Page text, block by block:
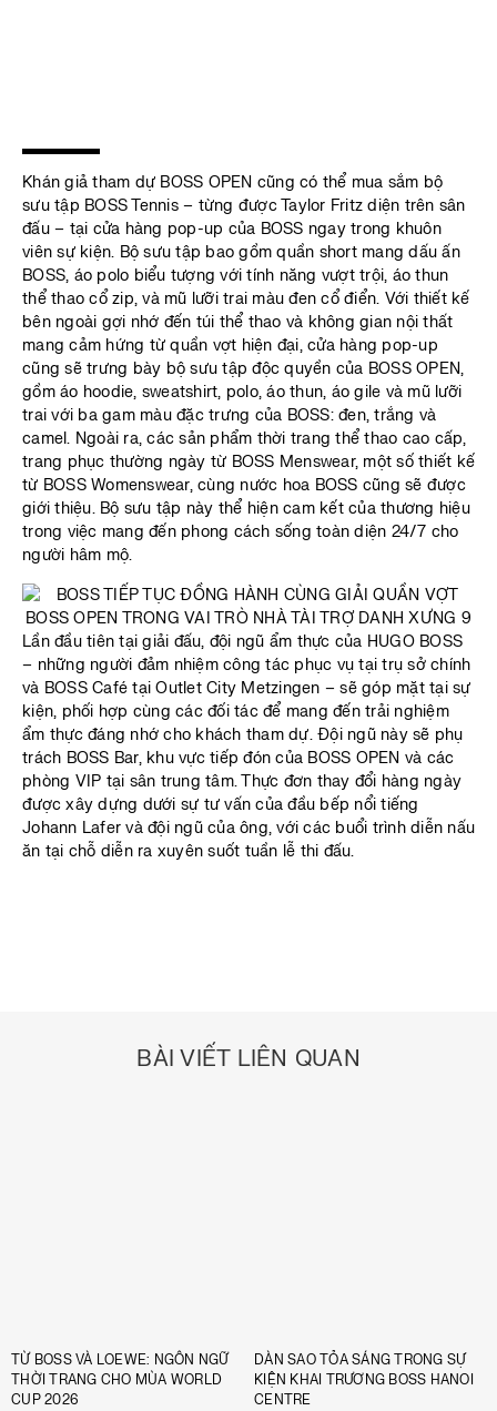
Khán giả tham dự BOSS OPEN cũng có thể mua sắm bộ
sưu tập BOSS Tennis – từng được Taylor Fritz diện trên sân
đấu – tại cửa hàng pop-up của BOSS ngay trong khuôn
viên sự kiện. Bộ sưu tập bao gồm quần short mang dấu ấn
BOSS, áo polo biểu tượng với tính năng vượt trội, áo thun
thể thao cổ zip, và mũ lưỡi trai màu đen cổ điển. Với thiết kế
bên ngoài gợi nhớ đến túi thể thao và không gian nội thất
mang cảm hứng từ quần vợt hiện đại, cửa hàng pop-up
cũng sẽ trưng bày bộ sưu tập độc quyền của BOSS OPEN,
gồm áo hoodie, sweatshirt, polo, áo thun, áo gile và mũ lưỡi
trai với ba gam màu đặc trưng của BOSS: đen, trắng và
camel. Ngoài ra, các sản phẩm thời trang thể thao cao cấp,
trang phục thường ngày từ BOSS Menswear, một số thiết kế
từ BOSS Womenswear, cùng nước hoa BOSS cũng sẽ được
giới thiệu. Bộ sưu tập này thể hiện cam kết của thương hiệu
trong việc mang đến phong cách sống toàn diện 24/7 cho
người hâm mộ.
Lần đầu tiên tại giải đấu, đội ngũ ẩm thực của HUGO BOSS
– những người đảm nhiệm công tác phục vụ tại trụ sở chính
và BOSS Café tại Outlet City Metzingen – sẽ góp mặt tại sự
kiện, phối hợp cùng các đối tác để mang đến trải nghiệm
ẩm thực đáng nhớ cho khách tham dự. Đội ngũ này sẽ phụ
trách BOSS Bar, khu vực tiếp đón của BOSS OPEN và các
phòng VIP tại sân trung tâm. Thực đơn thay đổi hàng ngày
được xây dựng dưới sự tư vấn của đầu bếp nổi tiếng
Johann Lafer và đội ngũ của ông, với các buổi trình diễn nấu
ăn tại chỗ diễn ra xuyên suốt tuần lễ thi đấu.
BÀI VIẾT LIÊN QUAN
TỪ BOSS VÀ LOEWE: NGÔN NGỮ
THỜI TRANG CHO MÙA WORLD
CUP 2026
DÀN SAO TỎA SÁNG TRONG SỰ
KIỆN KHAI TRƯƠNG BOSS HANOI
CENTRE